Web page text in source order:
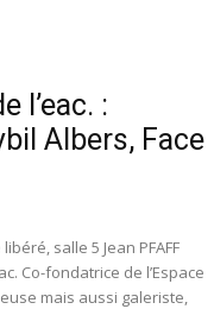
l’eac. :
Albers, Face
salle 5 Jean PFAFF
Co-fondatrice de l’Espace
mais aussi galeriste,